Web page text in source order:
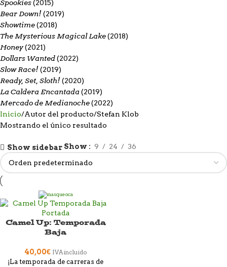
Spookies(2015)
Bear Down! (2019)
Showtime(2018)
The Mysterious Magical Lake(2018)
Honey(2021)
Dollars Wanted(2022)
Slow Race! (2019)
Ready, Set, Sloth! (2020)
La Caldera Encantada(2019)
Mercado de Medianoche(2022)
Inicio Autor del producto Stefan Klob
Mostrando el único resultado
Show sidebar Show 9 24 36
Camel Up: Temporada
Baja
40,00€ IVA incluido
¡La temporada de carreras de